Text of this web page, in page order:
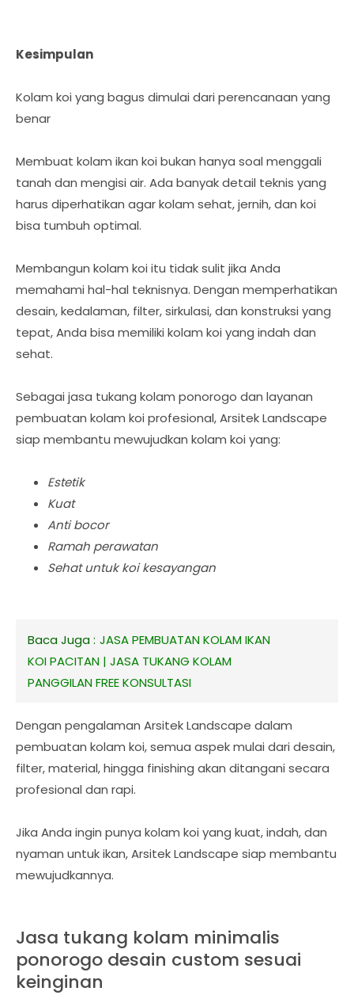
Kesimpulan
Kolam koi yang bagus dimulai dari perencanaan yang
benar
Membuat kolam ikan koi bukan hanya soal menggali
tanah dan mengisi air. Ada banyak detail teknis yang
harus diperhatikan agar kolam sehat, jernih, dan koi
bisa tumbuh optimal.
Membangun kolam koi itu tidak sulit jika Anda
memahami hal-hal teknisnya. Dengan memperhatikan
desain, kedalaman, filter, sirkulasi, dan konstruksi yang
tepat, Anda bisa memiliki kolam koi yang indah dan
sehat.
Sebagai jasa tukang kolam ponorogo dan layanan
pembuatan kolam koi profesional, Arsitek Landscape
siap membantu mewujudkan kolam koi yang:
Estetik
Kuat
Anti bocor
Ramah perawatan
Sehat untuk koi kesayangan
Baca Juga : JASA PEMBUATAN KOLAM IKAN
KOI PACITAN | JASA TUKANG KOLAM
PANGGILAN FREE KONSULTASI
Dengan pengalaman Arsitek Landscape dalam
pembuatan kolam koi, semua aspek mulai dari desain,
filter, material, hingga finishing akan ditangani secara
profesional dan rapi.
Jika Anda ingin punya kolam koi yang kuat, indah, dan
nyaman untuk ikan, Arsitek Landscape siap membantu
mewujudkannya.
Jasa tukang kolam minimalis
ponorogo desain custom sesuai
keinginan